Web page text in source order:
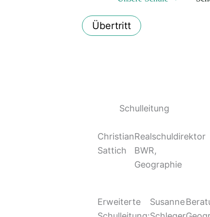
Übertritt
Schulleitung
Christian
Sattich
Realschuldirektor
BWR,
Geographie
Erweiterte
Susanne